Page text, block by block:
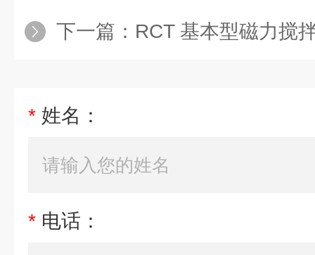
下一篇： RCT 基本型磁力搅
* 姓名：
* 电话：